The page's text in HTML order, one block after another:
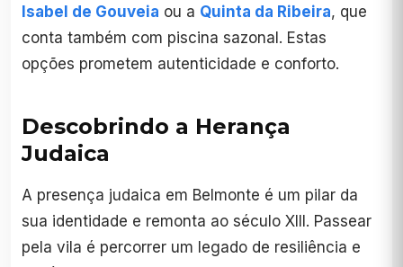
Isabel de Gouveia ou a Quinta da Ribeira, que
conta também com piscina sazonal. Estas
opções prometem autenticidade e conforto.
Descobrindo a Herança
Judaica
A presença judaica em Belmonte é um pilar da
sua identidade e remonta ao século XIII. Passear
pela vila é percorrer um legado de resiliência e